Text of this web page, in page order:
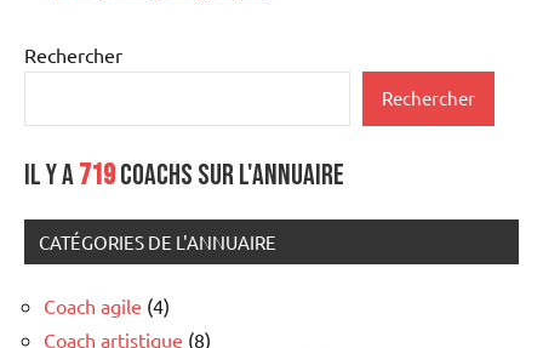
Rechercher
Rechercher
Il y a719coachs sur l'annuaire
CATÉGORIES DE L'ANNUAIRE
Coach agile (4)
Coach artistique (8)